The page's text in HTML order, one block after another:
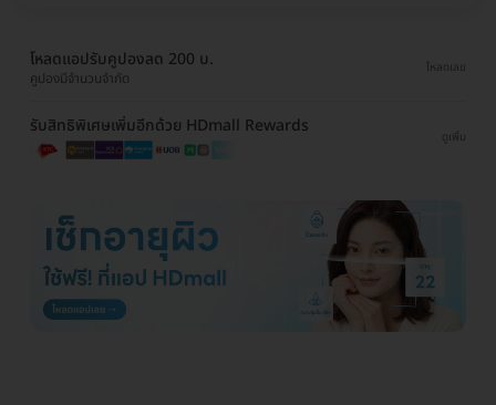
โหลดแอปรับคูปองลด 200 บ.
คูปองมีจำนวนจำกัด
โหลดเลย
รับสิทธิพิเศษเพิ่มอีกด้วย HDmall Rewards
ดูเพิ่ม